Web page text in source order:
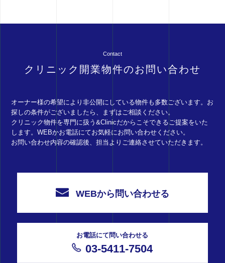
Contact
クリニック開業物件のお問い合わせ
オーナー様の希望により非公開にしている物件も多数ございます。お
探しの条件がございましたら、まずはご相談ください。
クリニック物件を専門に扱う&Clinicだからこそできるご提案をいた
します。WEBかお電話にてお気軽にお問い合わせください。
お問い合わせ内容の確認後、担当よりご連絡させていただきます。
WEBから問い合わせる
お電話にて問い合わせる
03-5411-7504